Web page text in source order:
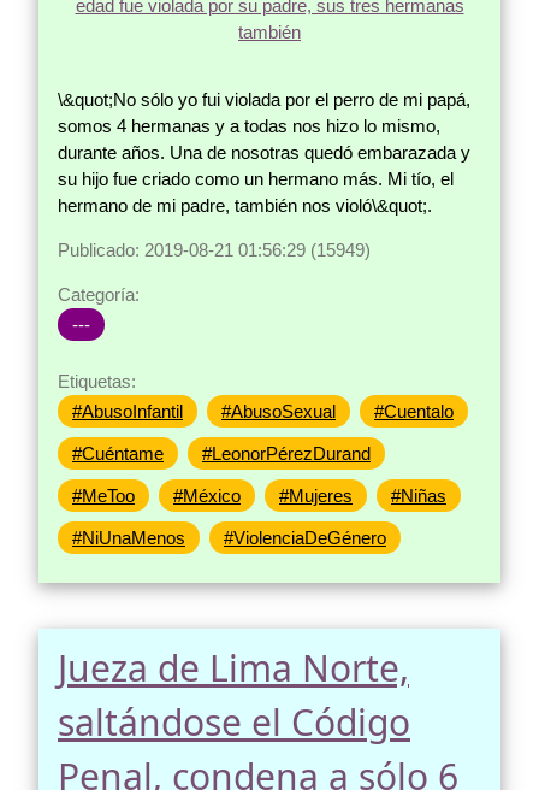
\&quot;No sólo yo fui violada por el perro de mi papá,
somos 4 hermanas y a todas nos hizo lo mismo,
durante años. Una de nosotras quedó embarazada y
su hijo fue criado como un hermano más. Mi tío, el
hermano de mi padre, también nos violó\&quot;.
Publicado: 2019-08-21 01:56:29 (15949)
Categoría:
---
Etiquetas:
#AbusoInfantil
#AbusoSexual #Cuentalo
#Cuéntame #LeonorPérezDurand
#MeToo #México #Mujeres #Niñas
#NiUnaMenos #ViolenciaDeGénero
Jueza de Lima Norte,
saltándose el Código
Penal, condena a sólo 6